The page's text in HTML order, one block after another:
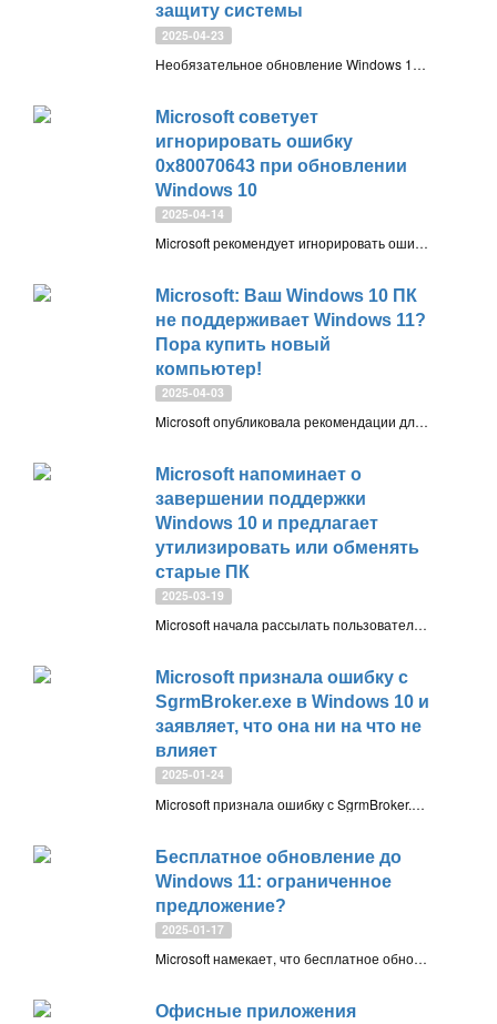
защиту системы
2025-04-23
Необязательное обновление Windows 10 KB5055612 (сборка 19045.5796) устраняет баг с GPU в WSL2, усиливает защиту за счёт обновления списка уязвимых драйверов и готовит систему к майскому Patch Tuesday. Устанавливать его не обязательно.
Microsoft советует
игнорировать ошибку
0x80070643 при обновлении
Windows 10
2025-04-14
Microsoft рекомендует игнорировать ошибку 0x80070643 при установке обновления KB5057589 для среды восстановления Windows (WinRE) в Windows 10. Ошибка не влияет на работу устройства и исчезает автоматически после перезагрузки
Microsoft: Ваш Windows 10 ПК
не поддерживает Windows 11?
Пора купить новый
компьютер!
2025-04-03
Microsoft опубликовала рекомендации для владельцев Windows 10 ПК, не поддерживающих Windows 11. Компания советует ответственно утилизировать старое устройство и приобрести новый, более безопасный и производительный компьютер с Windows 11
Microsoft напоминает о
завершении поддержки
Windows 10 и предлагает
утилизировать или обменять
старые ПК
2025-03-19
Microsoft начала рассылать пользователям Windows 10 письма с напоминанием о завершении поддержки ОС в 2025 году. Компания предлагает либо обновиться до Windows 11, либо утилизировать старые ПК. Однако существуют и другие варианты, о которых Microsoft предпочитает умалчивать
Microsoft признала ошибку с
SgrmBroker.exe в Windows 10 и
заявляет, что она ни на что не
влияет
2025-01-24
Microsoft признала ошибку с SgrmBroker.exe в Windows 10, появляющуюся в «Просмотре событий». Разработчик отмечает, что ошибка не влияет на производительность и безопасность системы. Проблема будет исправлена в будущих обновлениях
Бесплатное обновление до
Windows 11: ограниченное
предложение?
2025-01-17
Microsoft намекает, что бесплатное обновление с Windows 10 на Windows 11 может завершиться после 14 октября 2025 года. Что это значит для пользователей, и какие планы у компании?
Офисные приложения